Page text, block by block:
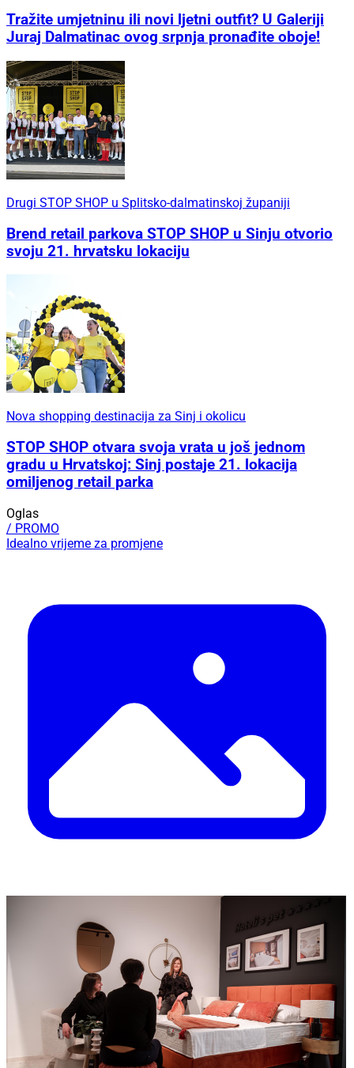
Tražite umjetninu ili novi ljetni outfit? U Galeriji
Juraj Dalmatinac ovog srpnja pronađite oboje!
Drugi STOP SHOP u Splitsko-dalmatinskoj županiji
Brend retail parkova STOP SHOP u Sinju otvorio
svoju 21. hrvatsku lokaciju
Nova shopping destinacija za Sinj i okolicu
STOP SHOP otvara svoja vrata u još jednom
gradu u Hrvatskoj: Sinj postaje 21. lokacija
omiljenog retail parka
Oglas
/ PROMO
Idealno vrijeme za promjene